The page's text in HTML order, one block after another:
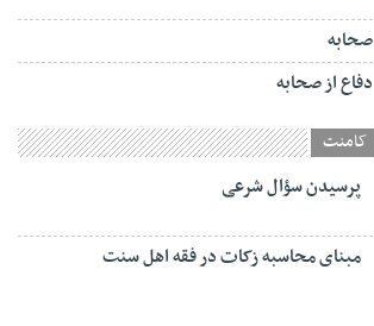
صحابه
دفاع از صحابه
کامنت
پرسیدن سؤال شرعی
مبنای محاسبه زکات در فقه اهل سنت